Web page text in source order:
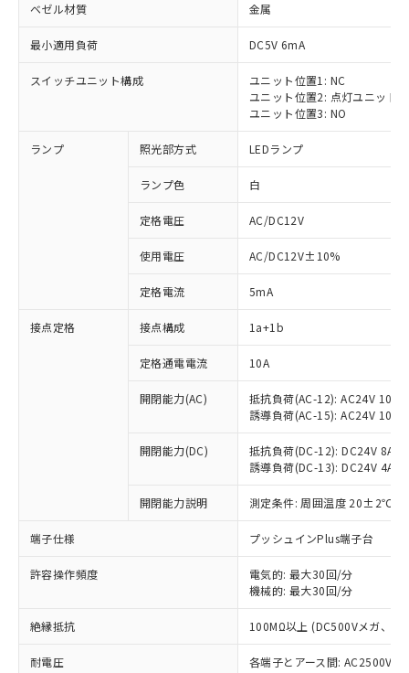
ベゼル材質 金属
最小適用負荷 DC5V 6mA
スイッチユニット構成
ユニット位置1: NC
ユニット位置2: 点灯ユニット
ユニット位置3: NO
ランプ 照光部方式 LEDランプ
ランプ色 白
定格電圧 AC/DC12V
使用電圧 AC/DC12V±10%
定格電流 5mA
接点定格 接点構成 1a+1b
定格通電電流 10A
開閉能力(AC)
抵抗負荷(AC-12): AC24V 10A/
誘導負荷(AC-15): AC24V
開閉能力(DC)
抵抗負荷(DC-12): DC24V 8A/
誘導負荷(DC-13): DC24V 4A/
開閉能力説明 測定条件: 周囲温度 20±2℃、
端子仕様 プッシュインPlus端子台
許容操作頻度
電気的: 最大30回/分
機械的: 最大30回/分
絶縁抵抗 100MΩ以上 (DC500Vメガ、点
耐電圧
各端子とアース間: AC2500V
ご利用条件
以下の条件をお読みいただき、同意のうえ
本サービスは、当社制御機器事業取扱
商品の当社在庫状況および標準価格
(税抜)を提供させていただくもので
当社制御機器事業取扱商品の中には、
本サービスの対象外となる商品もある
ことをご了承ください。
※1 対応状況
対応済み：EU RoHS指令（10物質）の
非含有に対応した製品が提供可能な商品で
対応予定：EU RoHS指令（10物質）の非含
有に対応した製品に切り替える予定のある
対応予定なし：EU RoHS指令（10物質）の
非含有に非対応の商品で、対応品を出す予
調査・確認中：EU RoHS指令（10物質）の
非含有の対応状況を調査中または確認中の
商品です。
非該当品：ライセンス料など無形物で、有
仕入先様の事情により、非含有部品として
いたものが、含有品と判明した場合などや
「○」：最大均質材料含有率が中国RoHSの
基準値以下であることを示します。
「×」：最大均質材料含有率が中国RoHSの
基準値を超えていることを示します。
当社は、これら貴社製品のうち、外国